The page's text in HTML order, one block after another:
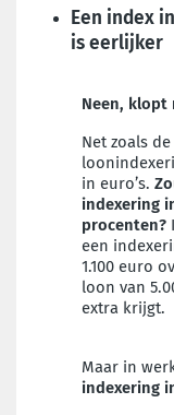
Een index
is eerlijker
Neen, klopt
Net zoals
in euro’s.
indexering
procenten?
een
1.100 euro
loon van
extra krijgt.
Maar in
indexering